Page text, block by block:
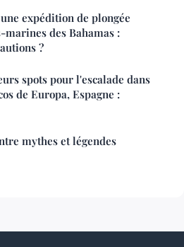
expédition de plongée
marines des Bahamas :
?
spots pour l'escalade dans
de Europa, Espagne :
mythes et légendes